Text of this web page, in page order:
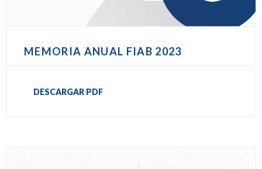
MEMORIA ANUAL FIAB 2023
DESCARGAR PDF